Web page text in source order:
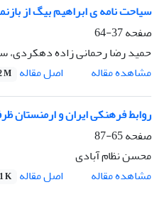
سیاحت نامه ی ابراهیم بیگ از
صفحه37-64
حمید رضا رحمانی زاده دهکردی،
مشاهده مقاله
اصل مقاله M
روابط فرهنکی ایران و ارمنستان
صفحه65-87
محسن نظام آبادی
مشاهده مقاله
اصل مقاله K